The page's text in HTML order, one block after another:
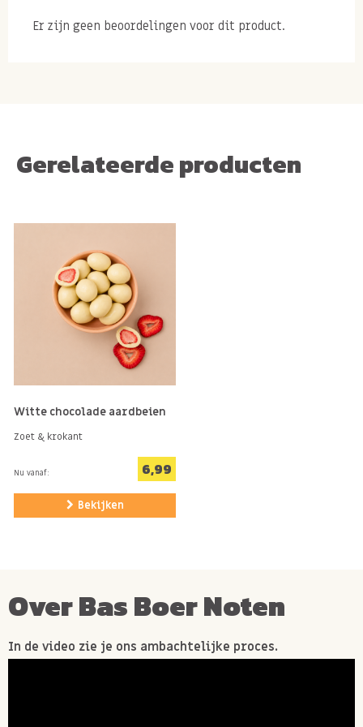
Er zijn geen beoordelingen voor dit product.
Gerelateerde producten
Witte chocolade aardbeien
Zoet & krokant
Nu vanaf: 6,99
Bekijken
Over Bas Boer Noten
In de video zie je ons ambachtelijke proces.